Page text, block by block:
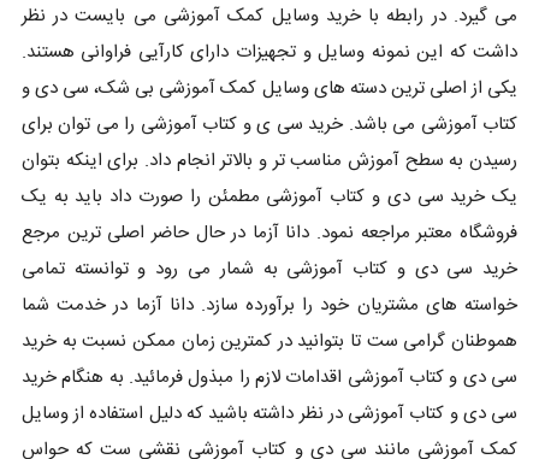
می گیرد. در رابطه با خرید وسایل کمک آموزشی می بایست در نظر
داشت که این نمونه وسایل و تجهیزات دارای کارآیی فراوانی هستند.
یکی از اصلی ترین دسته های وسایل کمک آموزشی بی شک، سی دی و
کتاب آموزشی می باشد. خرید سی ی و کتاب آموزشی را می توان برای
رسیدن به سطح آموزش مناسب تر و بالاتر انجام داد. برای اینکه بتوان
یک خرید سی دی و کتاب آموزشی مطمئن را صورت داد باید به یک
فروشگاه معتبر مراجعه نمود. دانا آزما در حال حاضر اصلی ترین مرجع
خرید سی دی و کتاب آموزشی به شمار می رود و توانسته تمامی
خواسته های مشتریان خود را برآورده سازد. دانا آزما در خدمت شما
هموطنان گرامی ست تا بتوانید در کمترین زمان ممکن نسبت به خرید
سی دی و کتاب آموزشی اقدامات لازم را مبذول فرمائید. به هنگام خرید
سی دی و کتاب آموزشی در نظر داشته باشید که دلیل استفاده از وسایل
کمک آموزشی مانند سی دی و کتاب آموزشی نقشی ست که حواس